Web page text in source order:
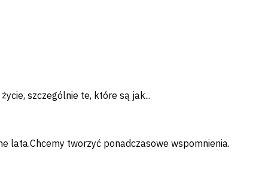
szczególnie te, które są jak...
lata.Chcemy tworzyć ponadczasowe wspomnienia.